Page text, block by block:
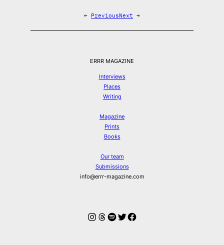
← PreviousNext →
ERRR MAGAZINE
Interviews
Places
Writing
Magazine
Prints
Books
Our team
Submissions
info@errr-magazine.com
Instagram
Threads
Spotify
Twitter
Facebook